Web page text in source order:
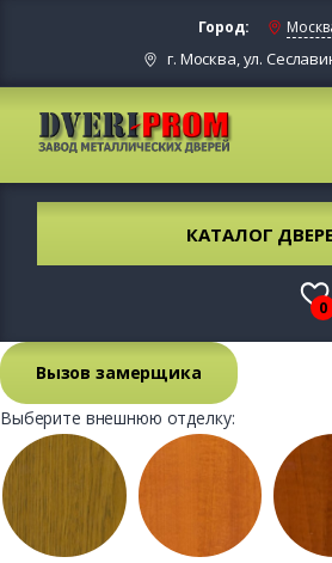
Город:
г. Москва, ул.
КАТАЛОГ
0
Вызов замерщика
Выберите внешнюю отделку: